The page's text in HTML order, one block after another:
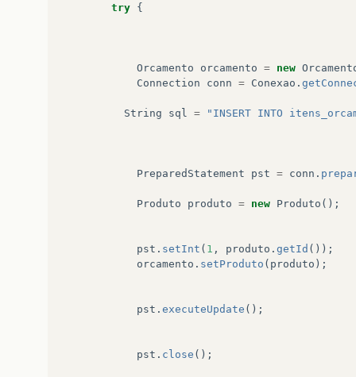
try {
Orcamento orcamento = new
Connection
conn = Conexao .
String sql = "INSERT INTO
PreparedStatement pst = conn .
Produto produto = new Produto ();
pst . setInt ( 1 , produto . getId ());
orcamento . setProduto ( produto );
pst . executeUpdate ();
pst . close ();